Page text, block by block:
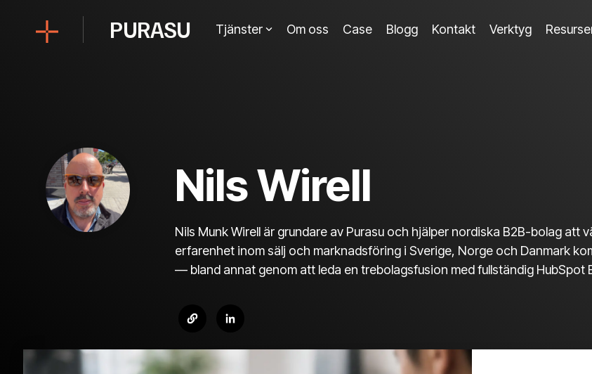
PURASU Tjänster Om oss Case Blogg Kontakt Verktyg
Nils Wirell
Nils Munk Wirell är grundare av Purasu och hjälper nordiska B2B-bolag att
erfarenhet inom sälj och marknadsföring i Sverige, Norge och Danmark
— bland annat genom att leda en trebolagsfusion med fullständig